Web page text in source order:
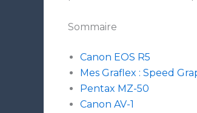
Sommaire
Canon EOS R5
Mes Graflex : Speed
Pentax MZ-50
Canon AV-1